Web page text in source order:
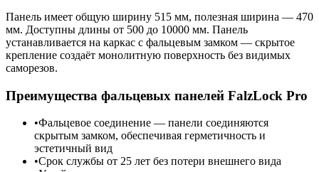
Панель имеет общую ширину 515 мм, полезная ширина — 470
мм. Доступны длины от 500 до 10000 мм. Панель
устанавливается на каркас с фальцевым замком — скрытое
крепление создаёт монолитную поверхность без видимых
саморезов.
Преимущества фальцевых панелей FalzLock Pro
Фальцевое соединение — панели соединяются
скрытым замком, обеспечивая герметичность и
эстетичный вид
Срок службы от 25 лет без потери внешнего вида